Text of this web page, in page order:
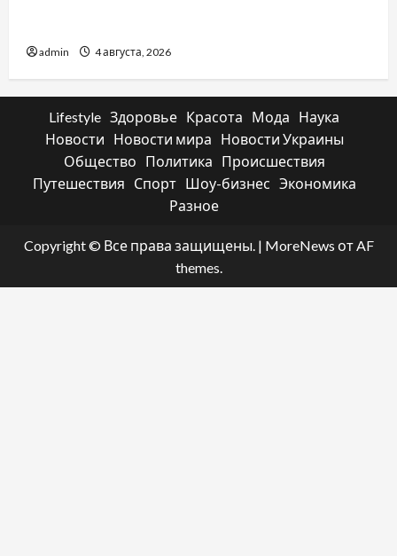
admin 4 августа, 2026
Lifestyle Здоровье Красота Мода
Наука
Новости
Новости мира
Новости Украины
Общество
Политика
Происшествия
Путешествия
Спорт Шоу-бизнес Экономика
Разное
Copyright © Все права защищены. | MoreNews от AF
themes.